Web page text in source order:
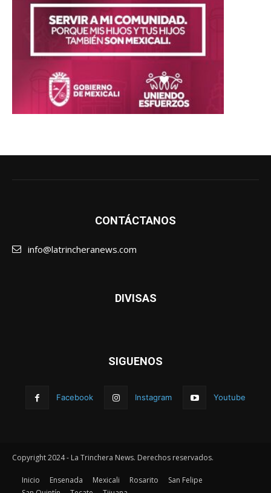
CONTÁCTANOS
info@latrincheranews.com
DIVISAS
SIGUENOS
Facebook Instagram Youtube
Copyright 2024 - La Trinchera News. Derechos reservados.
Inicio Ensenada Mexicali Rosarito
San Felipe